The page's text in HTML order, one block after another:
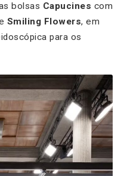
bolsas Capucines com
Smiling Flowers, em
para os